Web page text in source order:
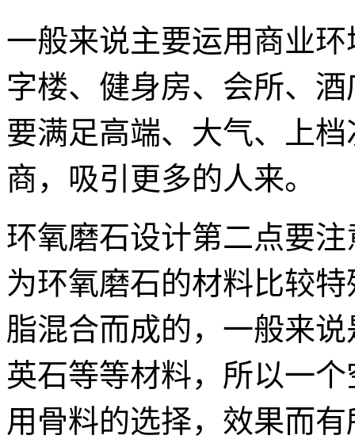
一般来说主要运用商业
字楼、健身房、会所、
要满足高端、大气、上
商，吸引更多的人来。
环氧磨石设计第二点要
为环氧磨石的材料比较
脂混合而成的，一般来
英石等等材料，所以一
用骨料的选择，效果而